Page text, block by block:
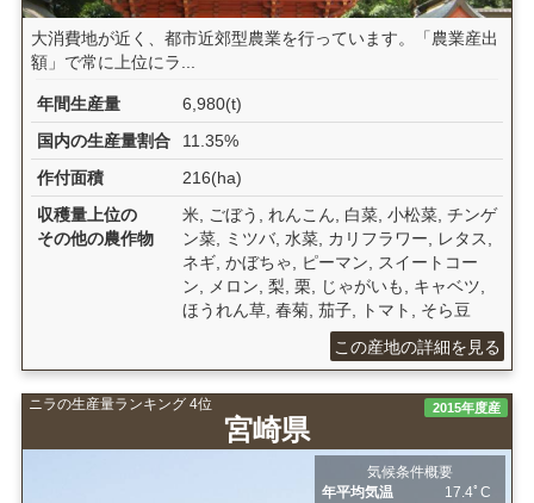
大消費地が近く、都市近郊型農業を行っています。「農業産出
額」で常に上位にラ...
年間生産量
6,980(t)
国内の生産量割合
11.35%
作付面積
216(ha)
収穫量上位の
その他の農作物
米, ごぼう, れんこん, 白菜, 小松菜, チンゲ
ン菜, ミツバ, 水菜, カリフラワー, レタス,
ネギ, かぼちゃ, ピーマン, スイートコー
ン, メロン, 梨, 栗, じゃがいも, キャベツ,
ほうれん草, 春菊, 茄子, トマト, そら豆
この産地の詳細を見る
ニラの生産量ランキング 4位
宮崎県
2015年度産
気候条件概要
年平均気温
17.4ﾟC